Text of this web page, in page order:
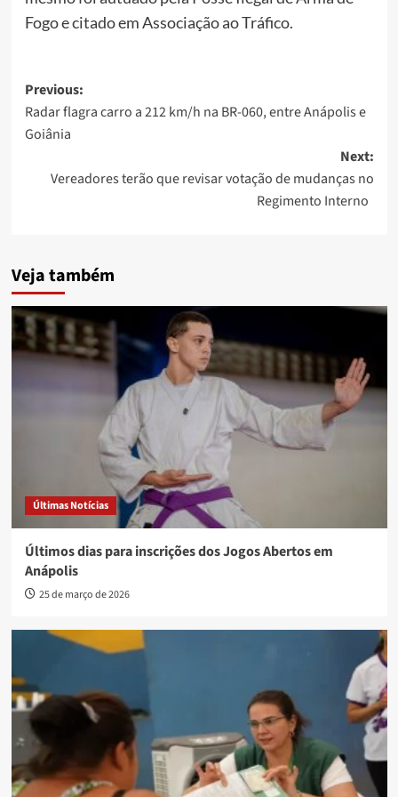
Fogo e citado em Associação ao Tráfico.
Post
navigation
Previous:
Radar flagra carro a 212 km/h na BR-060, entre Anápolis e
Goiânia
Next:
Vereadores terão que revisar votação de mudanças no
Regimento Interno
Veja também
Últimas Notícias
Últimos dias para inscrições dos Jogos Abertos em
Anápolis
25 de março de 2026